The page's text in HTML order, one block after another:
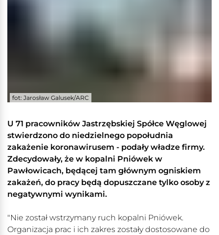
fot: Jarosław Galusek/ARC
U 71 pracowników Jastrzębskiej Spółce Węglowej
stwierdzono do niedzielnego popołudnia
zakażenie koronawirusem - podały władze firmy.
Zdecydowały, że w kopalni Pniówek w
Pawłowicach, będącej tam głównym ogniskiem
zakażeń, do pracy będą dopuszczane tylko osoby z
negatywnymi wynikami.
"Nie został wstrzymany ruch kopalni Pniówek.
Organizacja prac i ich zakres zostały dostosowane do